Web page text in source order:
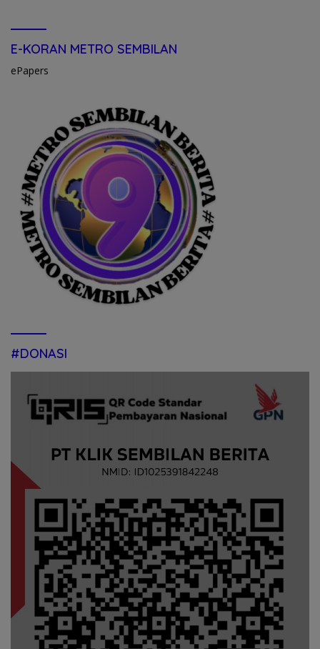
E-KORAN METRO SEMBILAN
ePapers
#DONASI